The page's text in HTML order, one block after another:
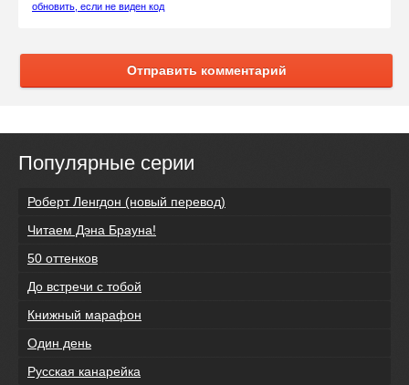
обновить, если не виден код
Отправить комментарий
Популярные серии
Роберт Ленгдон (новый перевод)
Читаем Дэна Брауна!
50 оттенков
До встречи с тобой
Книжный марафон
Один день
Русская канарейка